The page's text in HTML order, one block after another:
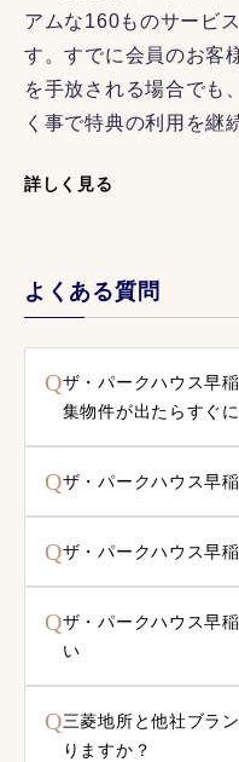
アムな160ものサービ
す。すでに会員のお客
を手放される場合でも
く事で特典の利用を継
詳しく見る
よくある質問
Qザ・パークハウス早
集物件が出たらすぐ
Qザ・パークハウス早
Qザ・パークハウス早
Qザ・パークハウス早
い
Q三菱地所と他社ブラ
りますか？